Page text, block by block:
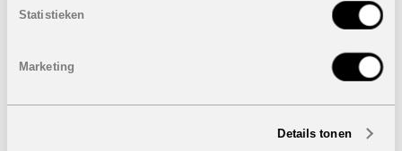
Statistieken
Marketing
Details tonen
2 Badkamers
Perceel: van 177 m² tot 397 m²
Dakterras: 29 m²